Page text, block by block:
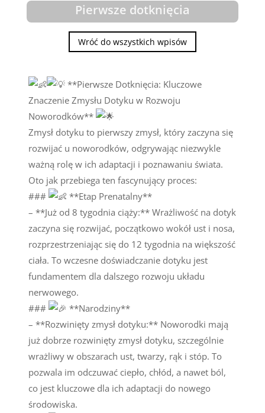
Pierwsze dotknięcia
Wróć do wszystkich wpisów
**Pierwsze Dotknięcia: Kluczowe
Znaczenie Zmysłu Dotyku w Rozwoju
Noworodków**
Zmysł dotyku to pierwszy zmysł, który zaczyna się
rozwijać u noworodków, odgrywając niezwykle
ważną rolę w ich adaptacji i poznawaniu świata.
Oto jak przebiega ten fascynujący proces:
###
**Etap Prenatalny**
– **Już od 8 tygodnia ciąży:** Wrażliwość na dotyk
zaczyna się rozwijać, początkowo wokół ust i nosa,
rozprzestrzeniając się do 12 tygodnia na większość
ciała. To wczesne doświadczanie dotyku jest
fundamentem dla dalszego rozwoju układu
nerwowego.
###
**Narodziny**
– **Rozwinięty zmysł dotyku:** Noworodki mają
już dobrze rozwinięty zmysł dotyku, szczególnie
wrażliwy w obszarach ust, twarzy, rąk i stóp. To
pozwala im odczuwać ciepło, chłód, a nawet ból,
co jest kluczowe dla ich adaptacji do nowego
środowiska.